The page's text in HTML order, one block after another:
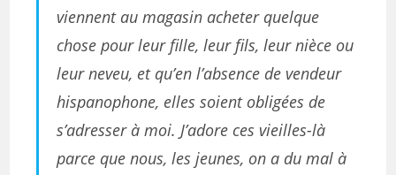
viennent au magasin acheter quelque
chose pour leur fille, leur fils, leur nièce ou
leur neveu, et qu’en l’absence de vendeur
hispanophone, elles soient obligées de
s’adresser à moi. J’adore ces vieilles-là
parce que nous, les jeunes, on a du mal à